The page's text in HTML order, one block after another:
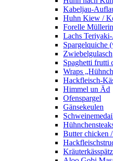
Kabeljau-
Huhn Kiew /
Forelle Müllerin
Lachs
Spargelquiche
Zwiebelgulasch
Spaghetti frutti
Wraps
Hackfleisch-
Himmel un Äd
Ofenspargel
Gänsekeulen
Butter chicken